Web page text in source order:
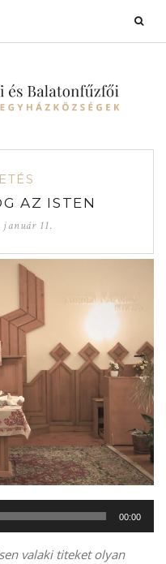
AZ ISTEN
január 11.
00:00
valaki titeket olyan